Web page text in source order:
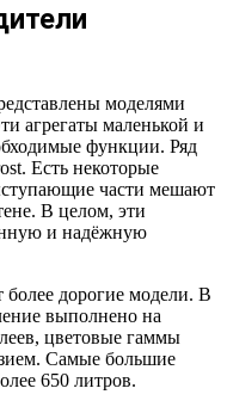
моделями
агрегаты маленькой и
функции. Ряд
Есть некоторые
части мешают
В целом, эти
и надёжную
дорогие модели. В
выполнено на
цветовые гаммы
Самые большие
650 литров.